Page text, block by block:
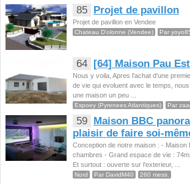
85 Projet de pavillon
Projet de pavillon en Vendee
Chateau D'olonne (Vendee) Par
64 [64] Maison Pau Est
Nous y voila, Apres l'achat d'une
de vie qui evoluent avec le temps,
une maison un peu ...
Espoey (Pyrenees Atlantiques) Par
59
Maison BBC
plaisir de faire soi-
Conception de notre maison : - Maison
chambres - Grand espace de vie :
Et surtout : ouverte sur l'exterieur, ...
Nord Par DavidM40 260 mess.